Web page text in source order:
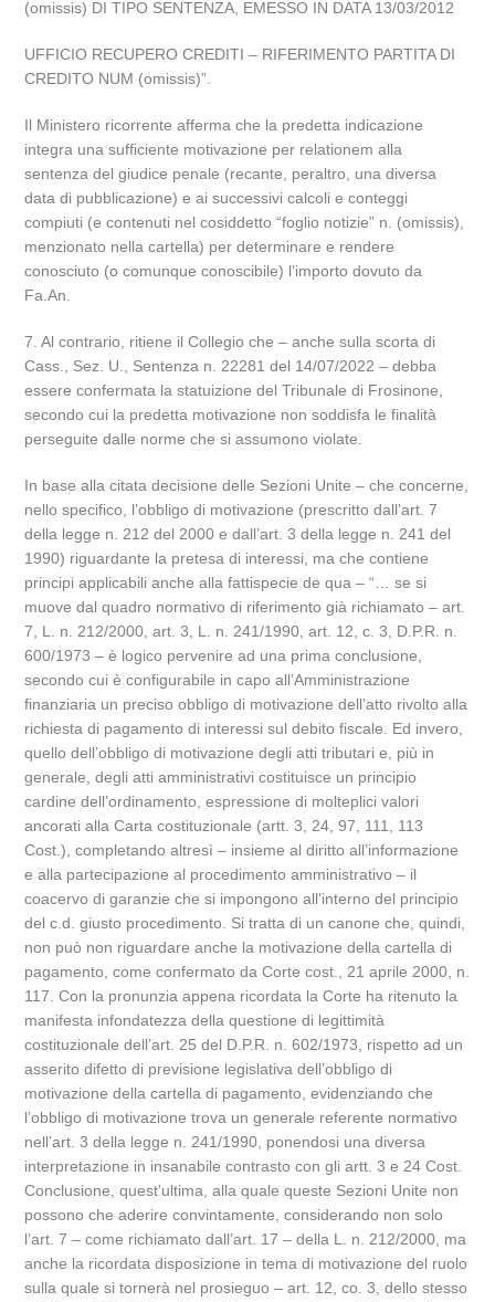
(omissis) DI TIPO SENTENZA, EMESSO IN DATA 13/03/2012
UFFICIO RECUPERO CREDITI – RIFERIMENTO PARTITA DI
CREDITO NUM (omissis)”.
Il Ministero ricorrente afferma che la predetta indicazione
integra una sufficiente motivazione per relationem alla
sentenza del giudice penale (recante, peraltro, una diversa
data di pubblicazione) e ai successivi calcoli e conteggi
compiuti (e contenuti nel cosiddetto “foglio notizie” n. (omissis),
menzionato nella cartella) per determinare e rendere
conosciuto (o comunque conoscibile) l’importo dovuto da
Fa.An.
7. Al contrario, ritiene il Collegio che – anche sulla scorta di
Cass., Sez. U., Sentenza n. 22281 del 14/07/2022 – debba
essere confermata la statuizione del Tribunale di Frosinone,
secondo cui la predetta motivazione non soddisfa le finalità
perseguite dalle norme che si assumono violate.
In base alla citata decisione delle Sezioni Unite – che concerne,
nello specifico, l’obbligo di motivazione (prescritto dall’art. 7
della legge n. 212 del 2000 e dall’art. 3 della legge n. 241 del
1990) riguardante la pretesa di interessi, ma che contiene
principi applicabili anche alla fattispecie de qua – “… se si
muove dal quadro normativo di riferimento già richiamato – art.
7, L. n. 212/2000, art. 3, L. n. 241/1990, art. 12, c. 3, D.P.R. n.
600/1973 – è logico pervenire ad una prima conclusione,
secondo cui è configurabile in capo all’Amministrazione
finanziaria un preciso obbligo di motivazione dell’atto rivolto alla
richiesta di pagamento di interessi sul debito fiscale. Ed invero,
quello dell’obbligo di motivazione degli atti tributari e, più in
generale, degli atti amministrativi costituisce un principio
cardine dell’ordinamento, espressione di molteplici valori
ancorati alla Carta costituzionale (artt. 3, 24, 97, 111, 113
Cost.), completando altresì – insieme al diritto all’informazione
e alla partecipazione al procedimento amministrativo – il
coacervo di garanzie che si impongono all’interno del principio
del c.d. giusto procedimento. Si tratta di un canone che, quindi,
non può non riguardare anche la motivazione della cartella di
pagamento, come confermato da Corte cost., 21 aprile 2000, n.
117. Con la pronunzia appena ricordata la Corte ha ritenuto la
manifesta infondatezza della questione di legittimità
costituzionale dell’art. 25 del D.P.R. n. 602/1973, rispetto ad un
asserito difetto di previsione legislativa dell’obbligo di
motivazione della cartella di pagamento, evidenziando che
l’obbligo di motivazione trova un generale referente normativo
nell’art. 3 della legge n. 241/1990, ponendosi una diversa
interpretazione in insanabile contrasto con gli artt. 3 e 24 Cost.
Conclusione, quest’ultima, alla quale queste Sezioni Unite non
possono che aderire convintamente, considerando non solo
l’art. 7 – come richiamato dall’art. 17 – della L. n. 212/2000, ma
anche la ricordata disposizione in tema di motivazione del ruolo
sulla quale si tornerà nel prosieguo – art. 12, co. 3, dello stesso